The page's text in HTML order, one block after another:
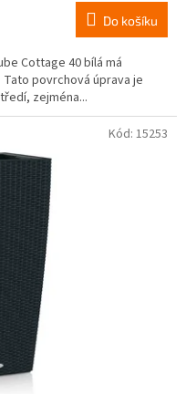
Do košíku
Cottage 40 bílá má
povrchová úprava je
zejména...
Kód: 15253